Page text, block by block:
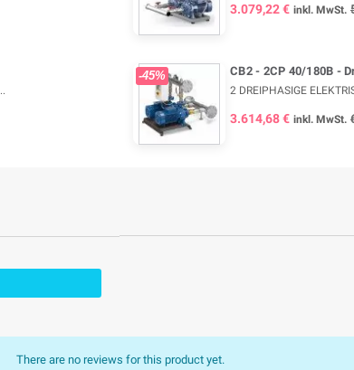
3.079,22 € inkl. MwSt.
-45% CB2 - 2CP 40/180B -
2 DREIPHASIGE
3.614,68 € inkl. MwSt.
There are no reviews for this product yet.